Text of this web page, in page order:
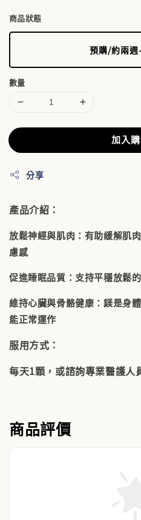
商品狀態
預購/約兩週
數量
加入
分享
產品介紹：
放鬆神經與肌肉：有助緩解肌
慮感
促進睡眠品質：支持平穩放鬆
維持心臟與骨骼健康：鎂是身
能正常運作
服用方式：
每天1顆，或諮詢專業醫護人
商品評價